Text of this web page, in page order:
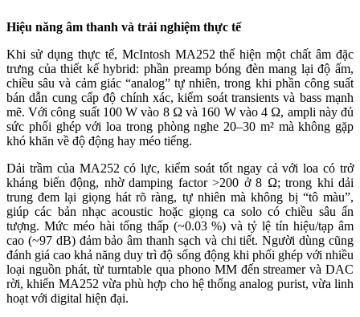
Hiệu năng âm thanh và trải nghiệm thực tế
Khi sử dụng thực tế, McIntosh MA252 thể hiện một chất âm đặc
trưng của thiết kế hybrid: phần preamp bóng đèn mang lại độ ấm,
chiều sâu và cảm giác “analog” tự nhiên, trong khi phần công suất
bán dẫn cung cấp độ chính xác, kiểm soát transients và bass mạnh
mẽ. Với công suất 100 W vào 8 Ω và 160 W vào 4 Ω, ampli này đủ
sức phối ghép với loa trong phòng nghe 20–30 m² mà không gặp
khó khăn về độ động hay méo tiếng.
Dải trầm của MA252 có lực, kiểm soát tốt ngay cả với loa có trở
kháng biến động, nhờ damping factor >200 ở 8 Ω; trong khi dải
trung đem lại giọng hát rõ ràng, tự nhiên mà không bị “tô màu”,
giúp các bản nhạc acoustic hoặc giọng ca solo có chiều sâu ấn
tượng. Mức méo hài tổng thấp (~0.03 %) và tỷ lệ tín hiệu/tạp âm
cao (~97 dB) đảm bảo âm thanh sạch và chi tiết. Người dùng cũng
đánh giá cao khả năng duy trì độ sống động khi phối ghép với nhiều
loại nguồn phát, từ turntable qua phono MM đến streamer và DAC
rời, khiến MA252 vừa phù hợp cho hệ thống analog purist, vừa linh
hoạt với digital hiện đại.